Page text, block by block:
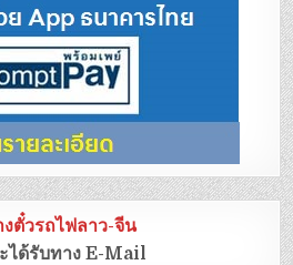
งตั๋วรถไฟลาว-จีน
ได้รับทาง E-Mail